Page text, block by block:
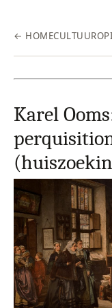
← HOMECULTUUR
Karel